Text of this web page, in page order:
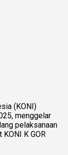
(KONI)
menggelar
pelaksanaan
K GOR